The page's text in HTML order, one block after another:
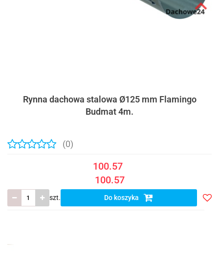
Rynna dachowa stalowa Ø125 mm Flamingo
Budmat 4m.
(0)
100.57
100.57
szt. Do koszyka